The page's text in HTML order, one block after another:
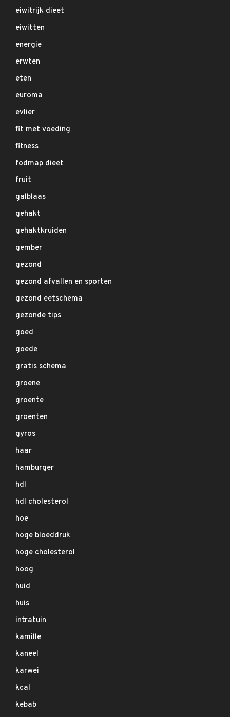
eiwitrijk dieet
eiwitten
energie
erwten
eten
euroma
evlier
fit met voeding
fitness
fodmap dieet
fruit
galblaas
gehakt
gehaktkruiden
gember
gezond
gezond afvallen en sporten
gezond eetschema
gezonde tips
goed
goede
gratis schema
groene
groente
groenten
gyros
haar
hamburger
hdl
hdl cholesterol
hoe
hoge bloeddruk
hoge cholesterol
hoog
huid
huis
intratuin
kamille
kaneel
karwei
kcal
kebab